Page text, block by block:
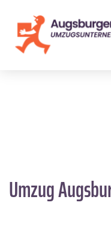
Umzug